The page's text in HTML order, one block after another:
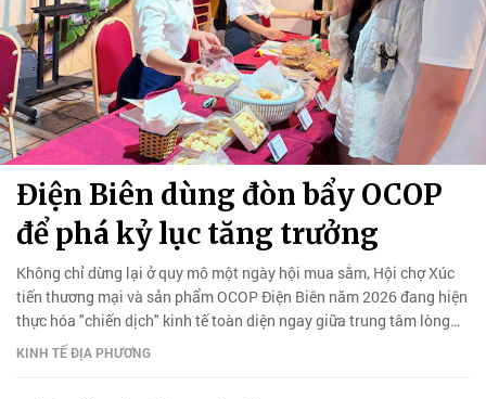
Điện Biên dùng đòn bẩy OCOP
để phá kỷ lục tăng trưởng
Không chỉ dừng lại ở quy mô một ngày hội mua sắm, Hội chợ Xúc
tiến thương mại và sản phẩm OCOP Điện Biên năm 2026 đang hiện
thực hóa "chiến dịch" kinh tế toàn diện ngay giữa trung tâm lòng
chảo Điện Biên Phủ.
KINH TẾ ĐỊA PHƯƠNG